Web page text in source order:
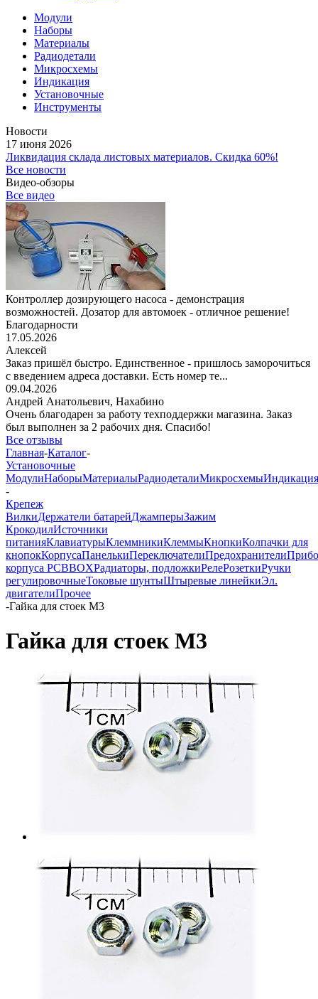
Модули
Наборы
Материалы
Радиодетали
Микросхемы
Индикация
Установочные
Инструменты
Новости
17 июня 2026
Ликвидация склада листовых материалов. Скидка 60%!
Все новости
Видео-обзоры
Все видео
Контроллер дозирующего насоса - демонстрация
возможностей. Дозатор для автомоек - отличное решение!
Благодарности
17.05.2026
Алексей
Заказ пришёл быстро. Единственное - пришлось заморочиться
с введением адреса доставки. Есть номер те...
09.04.2026
Андрей Анатольевич, Нахабино
Очень благодарен за работу техподдержки магазина. Заказ
был выполнен за 2 рабочих дня. Спасибо!
Все отзывы
Главная-Каталог-
Установочные
МодулиНаборыМатериалыРадиодеталиМикросхемыИндикация
-
Крепеж
ВилкиДержатели батарейДжамперыЗажим
КрокодилИсточники
питанияКлавиатурыКлеммникиКлеммыКнопкиКолпачки для
кнопокКорпусаПанелькиПереключателиПредохранители
корпуса PCBBOXРадиаторы, подложкиРелеРозеткиРучки
регулировочныеТоковые шунтыШтыревые линейкиЭл.
двигателиПрочее
-Гайка для стоек М3
Гайка для стоек М3